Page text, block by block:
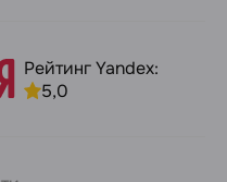
Рейтинг Yandex:
5,0